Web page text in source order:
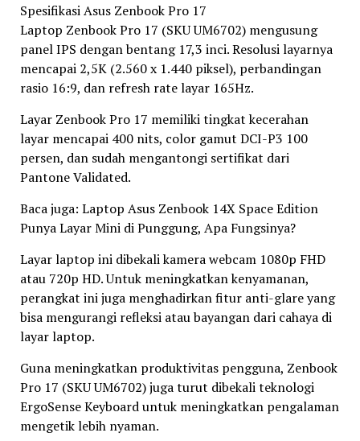
Spesifikasi Asus Zenbook Pro 17
Laptop Zenbook Pro 17 (SKU UM6702) mengusung
panel IPS dengan bentang 17,3 inci. Resolusi layarnya
mencapai 2,5K (2.560 x 1.440 piksel), perbandingan
rasio 16:9, dan refresh rate layar 165Hz.
Layar Zenbook Pro 17 memiliki tingkat kecerahan
layar mencapai 400 nits, color gamut DCI-P3 100
persen, dan sudah mengantongi sertifikat dari
Pantone Validated.
Baca juga: Laptop Asus Zenbook 14X Space Edition
Punya Layar Mini di Punggung, Apa Fungsinya?
Layar laptop ini dibekali kamera webcam 1080p FHD
atau 720p HD. Untuk meningkatkan kenyamanan,
perangkat ini juga menghadirkan fitur anti-glare yang
bisa mengurangi refleksi atau bayangan dari cahaya di
layar laptop.
Guna meningkatkan produktivitas pengguna, Zenbook
Pro 17 (SKU UM6702) juga turut dibekali teknologi
ErgoSense Keyboard untuk meningkatkan pengalaman
mengetik lebih nyaman.